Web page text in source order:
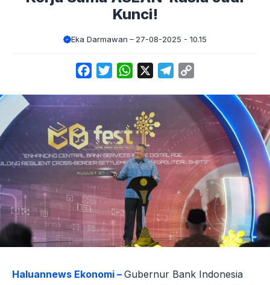
Kunci!
Eka Darmawan 27-08-2025 - 10.15
FacebookTwitterWhatsApp Telegram
Haluannews Ekonomi – Gubernur Bank Indonesia